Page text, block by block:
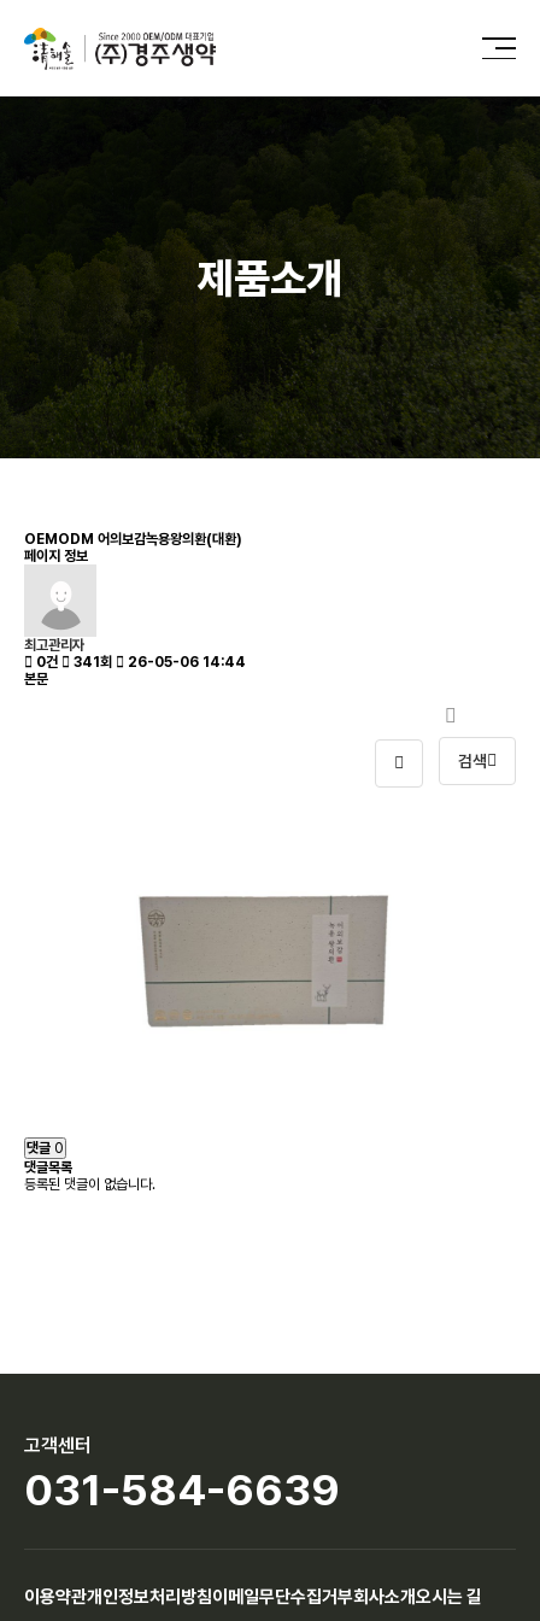
제품소개
OEMODM 어의보감녹용왕의환(대환)
페이지 정보
최고관리자
0건
341회 26-05-06 14:44
검색
본문
댓글 0
댓글목록
등록된 댓글이 없습니다.
이용약관개인정보처리방침이메일무단수집거부회사소개오시는 길
고객센터
031-584-6639